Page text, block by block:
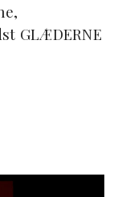
GLÆDERNE